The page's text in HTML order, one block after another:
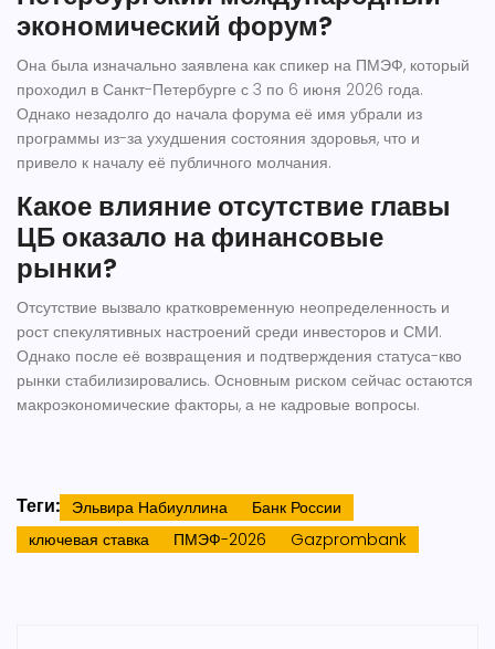
экономический форум?
Она была изначально заявлена как спикер на ПМЭФ, который
проходил в Санкт-Петербурге с 3 по 6 июня 2026 года.
Однако незадолго до начала форума её имя убрали из
программы из-за ухудшения состояния здоровья, что и
привело к началу её публичного молчания.
Какое влияние отсутствие главы
ЦБ оказало на финансовые
рынки?
Отсутствие вызвало кратковременную неопределенность и
рост спекулятивных настроений среди инвесторов и СМИ.
Однако после её возвращения и подтверждения статуса-кво
рынки стабилизировались. Основным риском сейчас остаются
макроэкономические факторы, а не кадровые вопросы.
Теги: Эльвира Набиуллина
Банк России
ключевая ставка
ПМЭФ-2026 Gazprombank